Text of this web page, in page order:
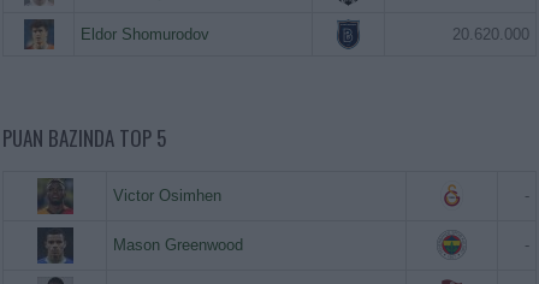
Eldor Shomurodov 20.620.000
PUAN BAZINDA TOP 5
Victor Osimhen -
Mason Greenwood -